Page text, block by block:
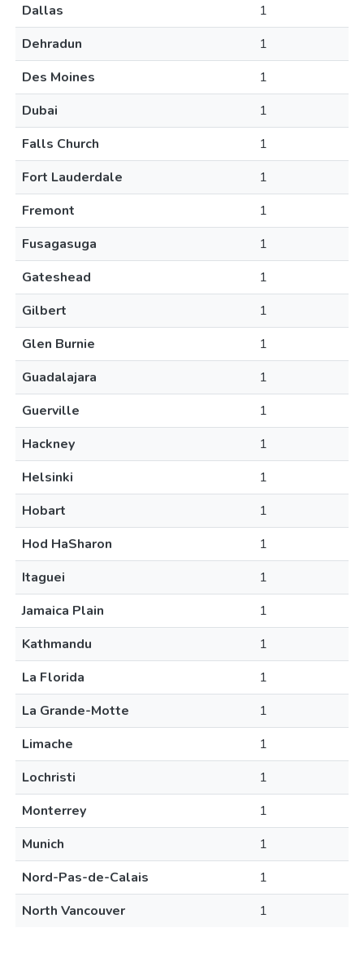
Dallas
1
Dehradun
1
Des Moines
1
Dubai
1
Falls Church
1
Fort Lauderdale
1
Fremont
1
Fusagasuga
1
Gateshead
1
Gilbert
1
Glen Burnie
1
Guadalajara
1
Guerville
1
Hackney
1
Helsinki
1
Hobart
1
Hod HaSharon
1
Itaguei
1
Jamaica Plain
1
Kathmandu
1
La Florida
1
La Grande-Motte
1
Limache
1
Lochristi
1
Monterrey
1
Munich
1
Nord-Pas-de-Calais
1
North Vancouver
1